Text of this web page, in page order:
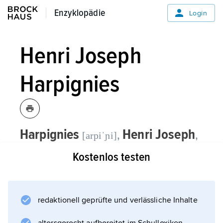
Enzyklopädie
Enzyklopädie Login
Henri Joseph
Harpignies
Harpignies [arpiˈɲi], Henri Joseph,
französischer Maler, * Valenciennes
28. 7. 1819, † Saint-Privé (Département
malte unter dem Einfluss der Schule von
Kostenlos testen
redaktionell geprüfte und verlässliche Inhalte